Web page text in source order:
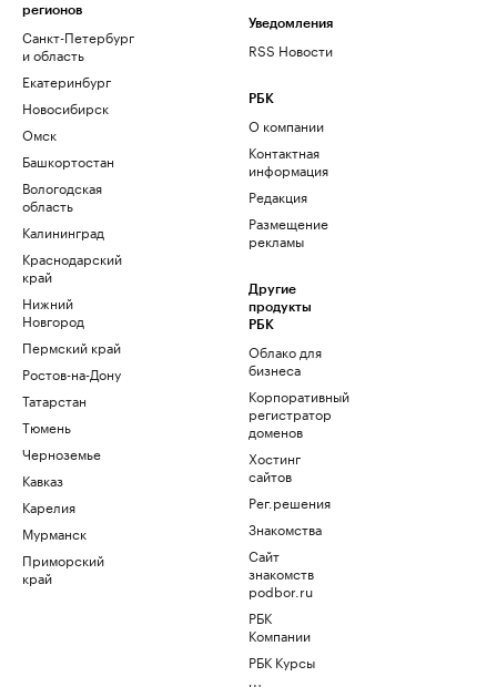
регионов
Санкт-Петербург
и область
Екатеринбург
Новосибирск
Омск
Башкортостан
Вологодская
область
Калининград
Краснодарский
край
Нижний
Новгород
Пермский край
Ростов-на-Дону
Татарстан
Тюмень
Черноземье
Кавказ
Карелия
Мурманск
Приморский
край
Уведомления
RSS Новости
РБК
О компании
Контактная
информация
Редакция
Размещение
рекламы
Другие
продукты
РБК
Облако для
бизнеса
Корпоративный
регистратор
доменов
Хостинг
сайтов
Рег.решения
Знакомства
Сайт
знакомств
podbor.ru
РБК
Компании
РБК Курсы